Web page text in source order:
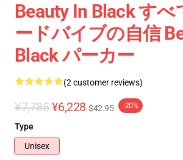
Beauty In Black すべ
ードバイブの自信
Black パーカー
(2 customer reviews)
¥7,785 ¥6,228 $42.95 -20%
Type
Unisex